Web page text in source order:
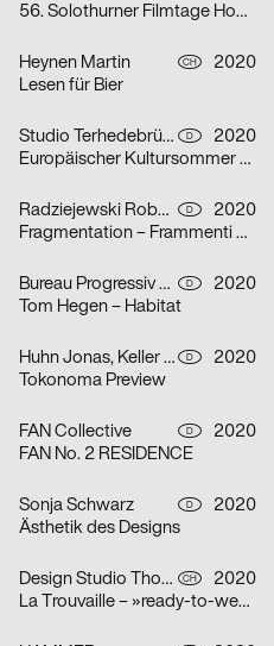
56. Solothurner Filmtage Home Edition
Heynen Martin CH
2020
Lesen für Bier
Studio Terhedebrügge D
2020
Europäischer Kultursommer Fellbach
Radziejewski Robert D
2020
Fragmentation – Frammenti di Due
Bureau Progressiv visuelle Kommunikation D
2020
Tom Hegen – Habitat
Huhn Jonas, Keller Dominik D
2020
Tokonoma Preview
FAN Collective D
2020
FAN No. 2 RESIDENCE
Sonja Schwarz D
2020
Ästhetik des Designs
Design Studio Thom Pfister CH
2020
La Trouvaille – »ready-to-wear«